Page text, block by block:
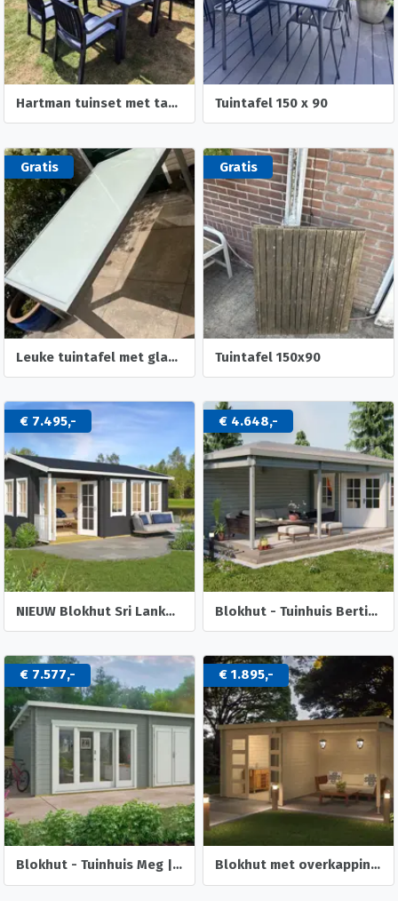
Hartman tuinset met tafel en 4 stoelen Tuintafel 150 x 90
Gratis
Leuke tuintafel met glasplaat
Gratis
Tuintafel 150x90
€ 7.495,-
NIEUW Blokhut Sri Lanka 44 Dgp+
€ 4.648,-
Blokhut - Tuinhuis Bertil | 44 mm | vuren onbehandeld
€ 7.577,-
Blokhut - Tuinhuis Meg | 44 mm | onbehandeld
€ 1.895,-
Blokhut met overkapping Helena 472x230 Onbehandeld vuren